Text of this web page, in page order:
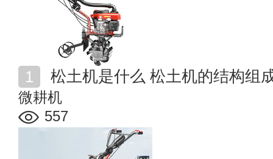
松土机是什么 松土机的结构组
微耕机
557